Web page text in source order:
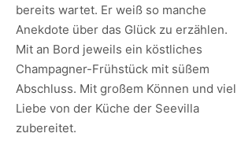
bereits wartet. Er weiß so manche
Anekdote über das Glück zu erzählen.
Mit an Bord jeweils ein köstliches
Champagner-Frühstück mit süßem
Abschluss. Mit großem Können und viel
Liebe von der Küche der Seevilla
zubereitet.